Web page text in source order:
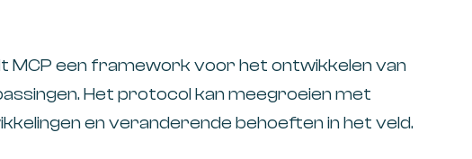
MCP een framework voor het ontwikkelen van
Het protocol kan meegroeien met
en veranderende behoeften in het veld.